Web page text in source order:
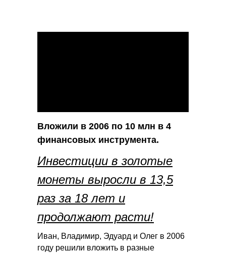
Иван, Владимир, Эдуард и Олег в 2006
году решили вложить в разные
Вложили в 2006 по 10 млн в 4
финансовых инструмента.
Инвестиции в золотые
монеты выросли в 13,5
раз за 18 лет и
продолжают расти!